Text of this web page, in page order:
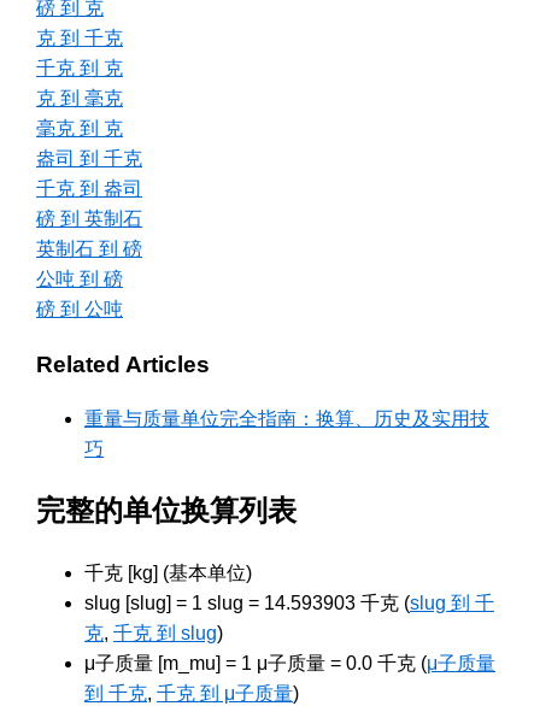
磅 到 克
克 到 千克
千克 到 克
克 到 毫克
毫克 到 克
盎司 到 千克
千克 到 盎司
磅 到 英制石
英制石 到 磅
公吨 到 磅
磅 到 公吨
Related Articles
重量与质量单位完全指南：换算、历史及实用技
巧
完整的单位换算列表
千克 [kg] (基本单位)
slug [slug] = 1 slug = 14.593903 千克 (slug 到 千
克, 千克 到 slug)
μ子质量 [m_mu] = 1 μ子质量 = 0.0 千克 (μ子质量
到 千克, 千克 到 μ子质量)